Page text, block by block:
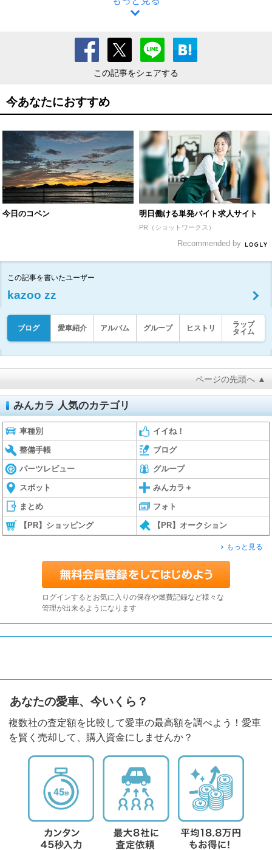
この記事をシェアする
今あなたにおすすめ
今日のコペン 明日働ける単発バイト求人サイト
PR（ショットワークス）
Recommended by
この記事を書いたユーザー
kazoo zz
ブログ 愛車紹介 アルバム グループ ヒストリ
ラップ
タイム
ページの先頭へ ▲
みんカラ 人気のカテゴリ
車種別 イイね！
整備手帳 ブログ
パーツレビュー グループ
スポット みんカラ＋
まとめ フォト
【PR】ショッピング 【PR】オークション
もっと見る
ログインするとお気に入りの保存や燃費記録など様々な
管理が出来るようになります
あなたの愛車、今いくら？
複数社の査定額を比較して愛車の最高額を調べよう！愛車
を賢く売却して、購入資金にしませんか？